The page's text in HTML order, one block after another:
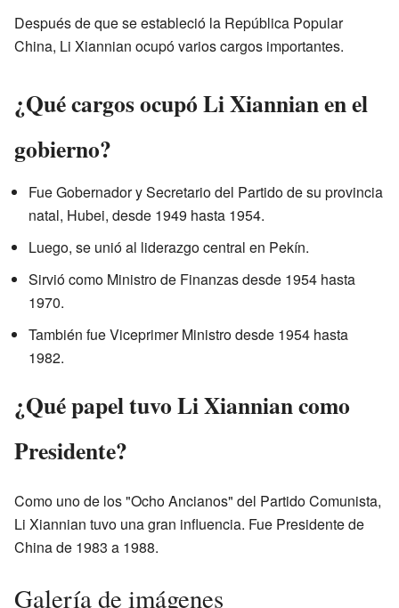
Después de que se estableció la República Popular
China, Li Xiannian ocupó varios cargos importantes.
¿Qué cargos ocupó Li Xiannian en el
gobierno?
Fue Gobernador y Secretario del Partido de su provincia
natal, Hubei, desde 1949 hasta 1954.
Luego, se unió al liderazgo central en Pekín.
Sirvió como Ministro de Finanzas desde 1954 hasta
1970.
También fue Viceprimer Ministro desde 1954 hasta
1982.
¿Qué papel tuvo Li Xiannian como
Presidente?
Como uno de los "Ocho Ancianos" del Partido Comunista,
Li Xiannian tuvo una gran influencia. Fue Presidente de
China de 1983 a 1988.
Galería de imágenes